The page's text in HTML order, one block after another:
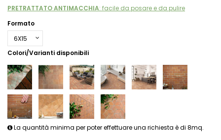
PRETRATTATO ANTIMACCHIA: facile da posare e da pulire
Formato
Colori/Varianti disponibili
La quantità minima per poter effettuare una richiesta è di 8mq.